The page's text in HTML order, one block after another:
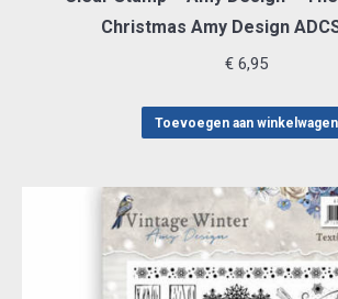
Christmas Amy Design
€6,95
Toevoegen aan winkelwagen